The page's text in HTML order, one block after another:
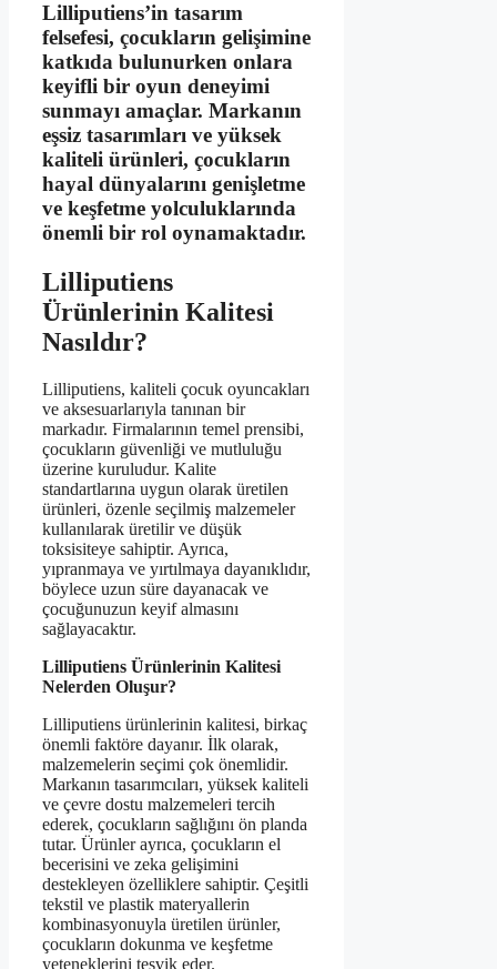
Lilliputiens’in tasarım
felsefesi, çocukların gelişimine
katkıda bulunurken onlara
keyifli bir oyun deneyimi
sunmayı amaçlar. Markanın
eşsiz tasarımları ve yüksek
kaliteli ürünleri, çocukların
hayal dünyalarını genişletme
ve keşfetme yolculuklarında
önemli bir rol oynamaktadır.
Lilliputiens
Ürünlerinin Kalitesi
Nasıldır?
Lilliputiens, kaliteli çocuk oyuncakları
ve aksesuarlarıyla tanınan bir
markadır. Firmalarının temel prensibi,
çocukların güvenliği ve mutluluğu
üzerine kuruludur. Kalite
standartlarına uygun olarak üretilen
ürünleri, özenle seçilmiş malzemeler
kullanılarak üretilir ve düşük
toksisiteye sahiptir. Ayrıca,
yıpranmaya ve yırtılmaya dayanıklıdır,
böylece uzun süre dayanacak ve
çocuğunuzun keyif almasını
sağlayacaktır.
Lilliputiens Ürünlerinin Kalitesi
Nelerden Oluşur?
Lilliputiens ürünlerinin kalitesi, birkaç
önemli faktöre dayanır. İlk olarak,
malzemelerin seçimi çok önemlidir.
Markanın tasarımcıları, yüksek kaliteli
ve çevre dostu malzemeleri tercih
ederek, çocukların sağlığını ön planda
tutar. Ürünler ayrıca, çocukların el
becerisini ve zeka gelişimini
destekleyen özelliklere sahiptir. Çeşitli
tekstil ve plastik materyallerin
kombinasyonuyla üretilen ürünler,
çocukların dokunma ve keşfetme
yeteneklerini teşvik eder.